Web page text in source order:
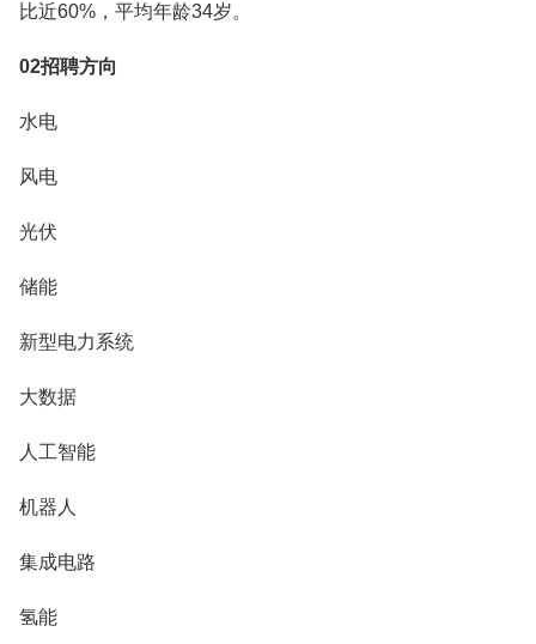
比近60%，平均年龄34岁。
02招聘方向
水电
风电
光伏
储能
新型电力系统
大数据
人工智能
机器人
集成电路
氢能